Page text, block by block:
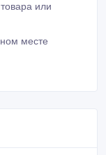
или
месте